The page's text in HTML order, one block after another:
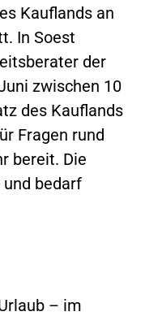
Kauflands an
In Soest
der
zwischen 10
des Kauflands
Fragen rund
bereit. Die
bedarf
– im